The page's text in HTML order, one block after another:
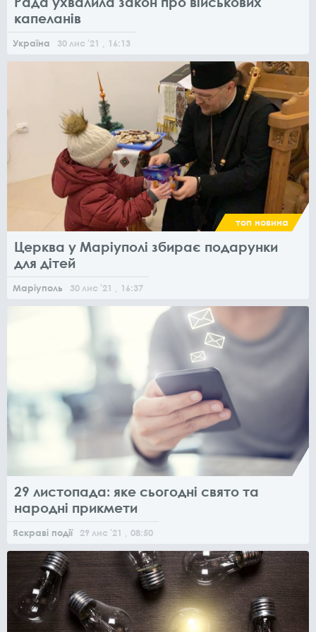
капеланів
Україна 30 лис '21 , 16:13
топ новина
Церква у Маріуполі збирає подарунки
для дітей
Маріуполь 30 лис '21 , 16:37
29 листопада: яке сьогодні свято та
народні прикмети
Яскраві події 29 лис '21 , 08:50